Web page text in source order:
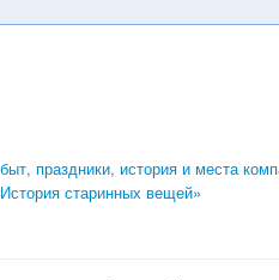
праздники, история и места
старинных вещей»